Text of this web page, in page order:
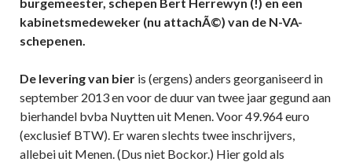
kabinetsmedeweker (nu attachÃ©) van de N-VA-
schepenen.
De levering van bier is (ergens) anders georganiseerd in
september 2013 en voor de duur van twee jaar gegund aan
bierhandel bvba Nuytten uit Menen. Voor 49.964 euro
(exclusief BTW). Er waren slechts twee inschrijvers,
allebei uit Menen. (Dus niet Bockor.) Hier gold als